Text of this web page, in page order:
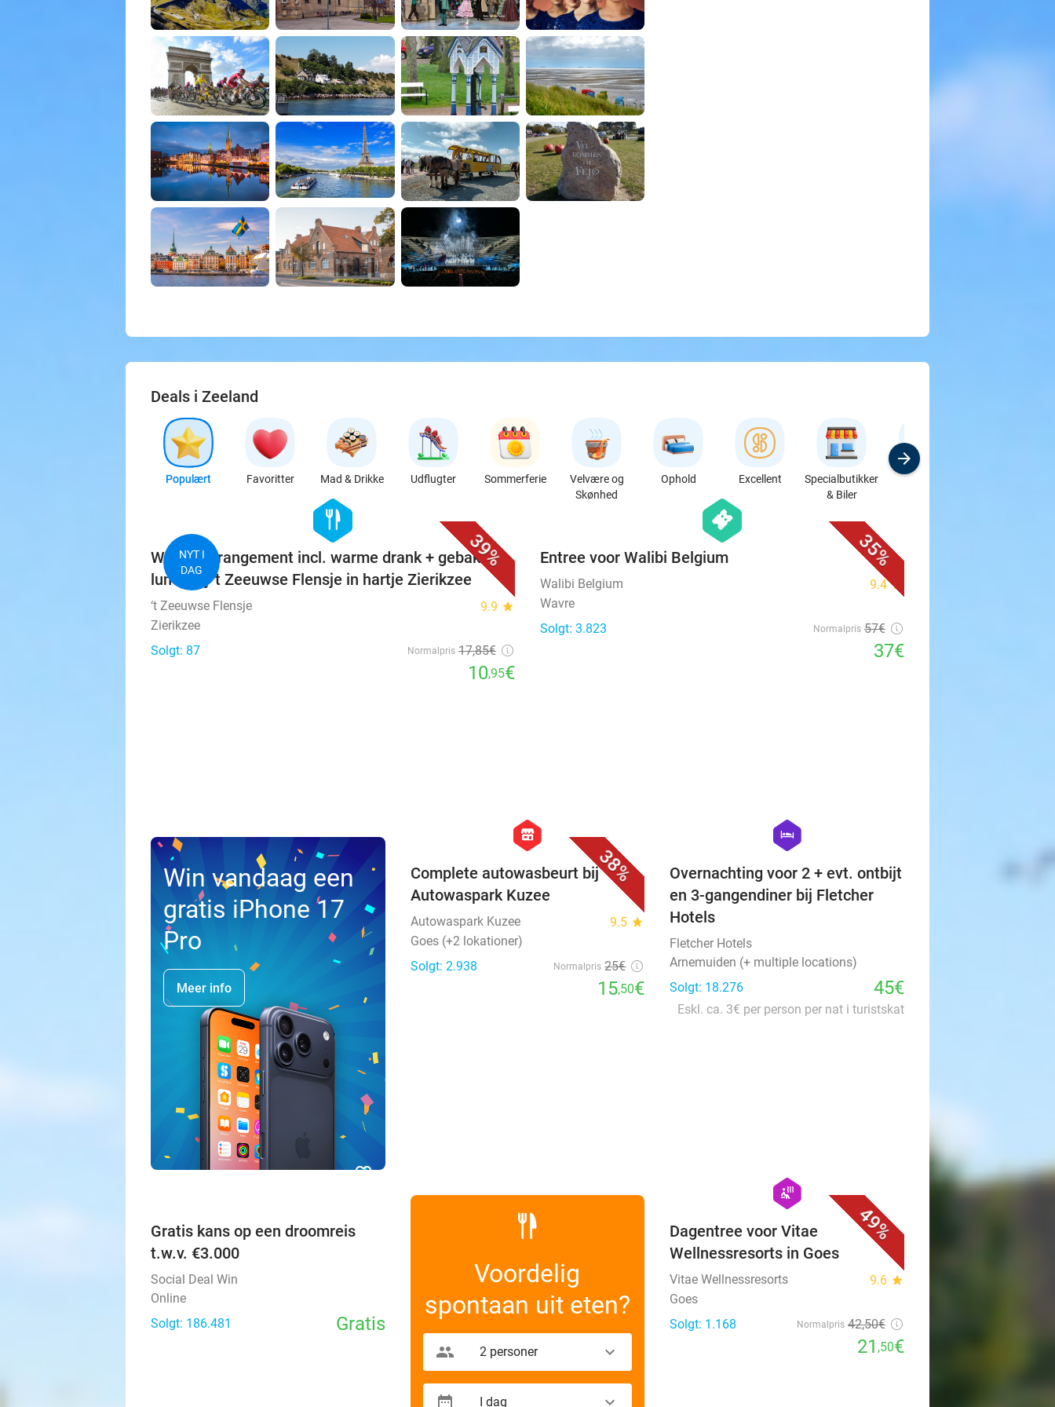
Deals i Zeeland
Populært Favoritter Mad & Drikke Udflugter Sommerferie
Velvære og
Skønhed
Ophold Excellent
Specialbutikker
& Biler
Sport
39%
NYT I
DAG
hexagon
food
Wandelarrangement incl. warme drank + gebak +
lunch bij 't Zeeuwse Flensje in hartje Zierikzee
‘t Zeeuwse Flensje 9.9 star
Zierikzee
Solgt: 87
Normalpris 17,85€
10,95€
35%
hexagon
events
Entree voor Walibi Belgium
Walibi Belgium 9.4star
Wavre
Solgt: 3.823
Normalpris 57€
37€
Win vandaag een
gratis iPhone 17
Pro
Meer info
38%
hexagon
store
Complete autowasbeurt bij
Autowaspark Kuzee
Autowaspark Kuzee 9.5 star
Goes (+2 lokationer)
Solgt: 2.938
Normalpris 25€
15,50€
hexagon
hotel
Overnachting voor 2 + evt. ontbijt
en 3-gangendiner bij Fletcher
Hotels
Fletcher Hotels
Arnemuiden (+ multiple locations)
Solgt: 18.276
45€
Eskl. ca. 3€ per person per nat i turistskat
favorite_border
Gratis kans op een droomreis
t.w.v. €3.000
Social Deal Win
Online
Solgt: 186.481
Gratis
Voordelig
spontaan uit eten?
2 personer
I dag
49%
hexagon
wellness
Dagentree voor Vitae
Wellnessresorts in Goes
Vitae Wellnessresorts 9.6 star
Goes
Solgt: 1.168
Normalpris 42,50€
21 ,50€